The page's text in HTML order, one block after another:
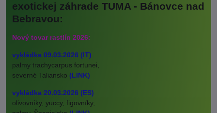
exotickej záhrade TUMA - Bánovce nad
Bebravou:
Nový tovar rastlín 2026:
vykládka 09.03.2026 (IT)
palmy trachycarpus fortunei,
severné Taliansko (LINK)
vykládka 20.03.2026 (ES)
olivovníky, yuccy, figovníky,